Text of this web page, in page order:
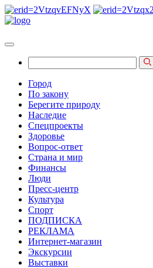
Город
По закону
Берегите природу
Наследие
Спецпроекты
Здоровье
Вопрос-ответ
Страна и мир
Финансы
Люди
Пресс-центр
Культура
Спорт
ПОДПИСКА
РЕКЛАМА
Интернет-магазин
Экскурсии
Выставки